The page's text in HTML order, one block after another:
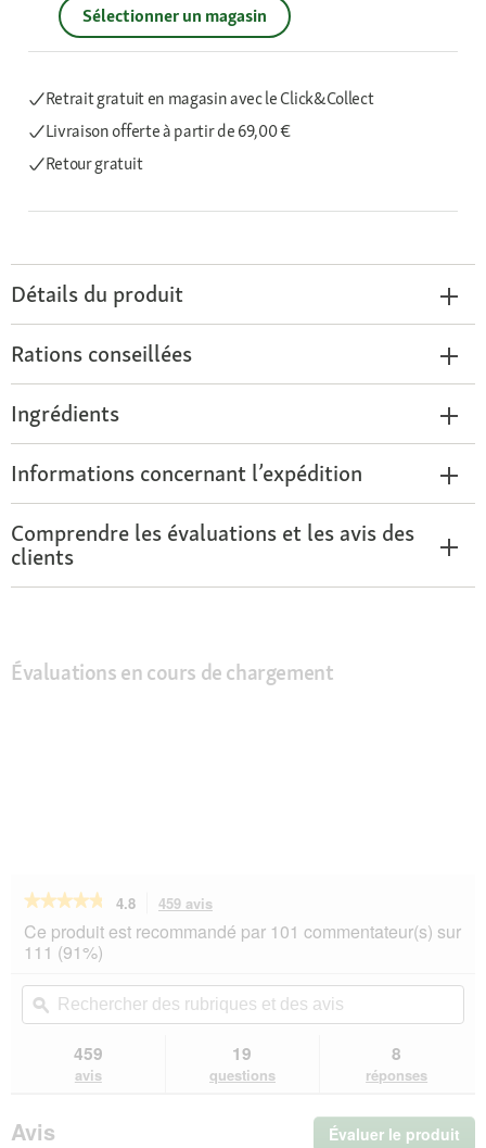
Sélectionner un magasin
Retrait gratuit en magasin avec le Click&Collect
Livraison offerteà partir de 69,00 €
Retour gratuit
Détails du produit
Rations conseillées
Ingrédients
Informations concernant l’expédition
Comprendre les évaluations et les avis des
clients
Évaluations en cours de chargement
★★★★★
★★★★★
sur
5
les
avis
PREMIERE
Bonies
4.8 459 avis
action
vous
vers
les
avis.
Ce produit est recommandé par 101 commentateur(s) sur
111 (91%)
Rechercher
des
rubriques
ϙ
459
avis
19
questions
8
réponses
Avis Évaluer le produit